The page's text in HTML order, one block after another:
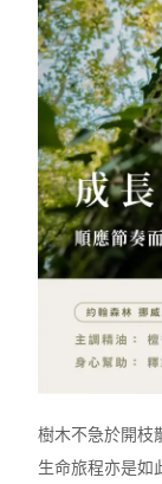
樹木不急於開枝
生命旅程亦是如